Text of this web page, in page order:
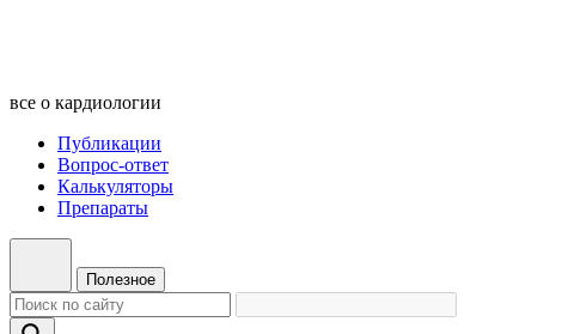
все о кардиологии
Публикации
Вопрос-ответ
Калькуляторы
Препараты
Полезное